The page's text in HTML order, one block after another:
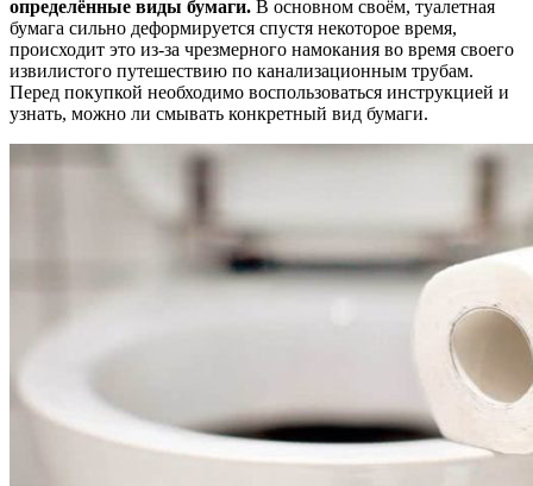
определённые виды бумаги. В основном своём, туалетная
бумага сильно деформируется спустя некоторое время,
происходит это из-за чрезмерного намокания во время своего
извилистого путешествию по канализационным трубам.
Перед покупкой необходимо воспользоваться инструкцией и
узнать, можно ли смывать конкретный вид бумаги.